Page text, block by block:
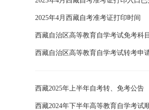
2025年4月西藏自考准考证打印时间
西藏自治区高等教育自学考试免考科
西藏自治区高等教育自学考试转考申
西藏2025年上半年自考转、免考公告
西藏2024年下半年高等教育自学考试